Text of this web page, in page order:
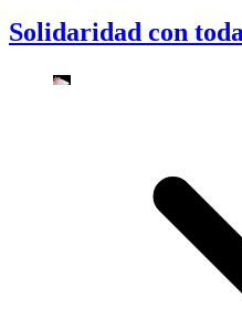
Solidaridad con